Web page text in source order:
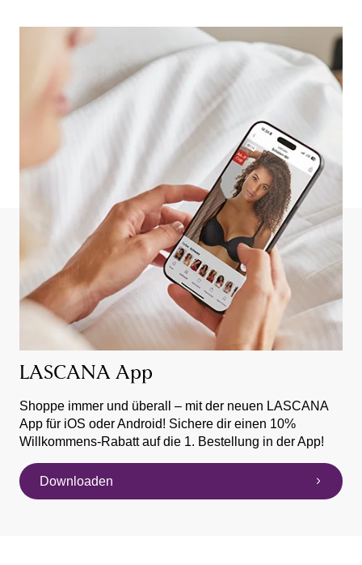
LASCANA App
Shoppe immer und überall – mit der neuen LASCANA
App für iOS oder Android! Sichere dir einen 10%
Willkommens-Rabatt auf die 1. Bestellung in der App!
Downloaden